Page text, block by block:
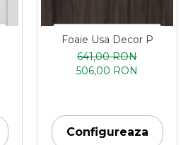
Foaie Usa Decor P
641,00 RON
506,00 RON
Configureaza